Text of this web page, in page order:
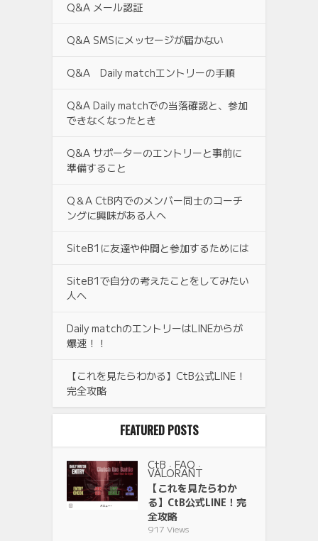
Q&A メール認証
Q&A SMSにメッセージが届かない
Q&A Daily matchエントリーの手順
Q&A Daily matchでの当落確認と、参加
できなくなったとき
Q&A サポーターのエントリーと事前に
準備すること
Q＆A CtB内でのメンバー同士のコーチ
ングに興味がある人へ
SiteB1に友達や仲間と参加するためには
SiteB1で自分の考えたことをしてみたい
人へ
Daily matchのエントリーはLINEからが
爆速！！
【これを見たらわかる】CtB公式LINE！
完全攻略
FEATURED POSTS
CtB • FAQ •
VALORANT
【これを見たらわか
る】CtB公式LINE！完
全攻略
917 Views